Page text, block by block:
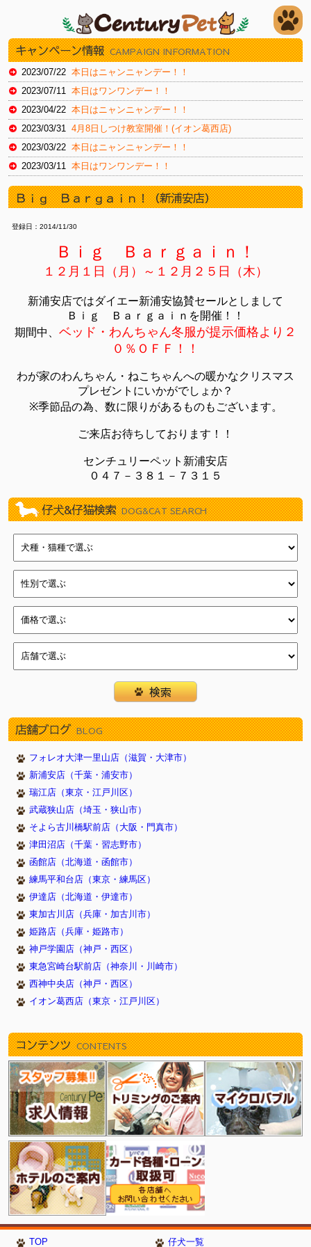
キャンペーン情報 CAMPAIGN INFORMATION
2023/07/22 本日はニャンニャンデー！！
2023/07/11 本日はワンワンデー！！
2023/04/22 本日はニャンニャンデー！！
2023/03/31 4月8日しつけ教室開催！(イオン葛西店)
2023/03/22 本日はニャンニャンデー！！
2023/03/11 本日はワンワンデー！！
2023/02/22本日はスーパーニャンニャンデー！
2023/02/11本日はワンワンデー！
2023/01/30本日はイオンお客様感謝デー（新浦安店）
2022/12/22
本日はニャンニャンデー！
2022/12/16 本日より12/27火までチラシセール！（湘南藤沢店）
2022/11/19本日よりチラシセール！！（湘南藤沢店）
2022/11/19BLACK FRIDAY！（イオン葛西店）
2020/10/24 川崎じもと応援券使えます！
ワンちゃん・ネコちゃん・ハムちゃんたちも10%オフセ
2019/11/09 練馬平和台店11周年記念イベント
2019/04/27 ☆☆GWフェア☆☆
店頭ワゴン販売『ワゴンマルシェ』（新浦安店）
大特価ワゴンセール（新浦安店）
クリアランス・ＳＵＭＭＥＲフェスティバル！（新浦安
2018/05/18イオン新浦安店新浦安祭
2018/03/15わんにゃん・ハム新生活フェア（新浦安店）
2018/01/01☆新春フェア開催☆(戸塚店)
2017/12/31
2017/12/16☆クリスマスフェア開催中☆(戸塚店)
2017/12/03
2017/11/03
トリミングハロウィンキャンペーン（川西店）
2017/05/18イオン新浦安店新装OPEN！（新浦安店）
2017/05/05 5月4日から7日まで子犬子猫のキャンペーンをしていま
す 豊明店
2017/05/04ＧＷフェア開催（新浦安店）
2017/04/13 さくら祭（新浦安店）
2017/03/27
スプリングフェア開催中(西神中央店)
2017/03/17 ３連休限定フェア（新浦安）
2017/02/09 2/22猫の日記念フェア(新浦安）
2017/02/02春の無料健康診断(3/19) 豊明店
2017/01/01☆新春フェア☆福袋も♪(戸塚店)
2016/12/31新春初売りフェア（新浦安店）
2016/12/13クリスマスフェア開催中(豊明店)
2016/12/01ワンちゃん・ねこちゃん・ハッピープライス！(戸塚・新
浦安店）
2016/11/24BLACK FRIDAY！（新浦安店）
2016/10/21ハロウィンフェア（新浦安店）
2016/10/19秋の大感謝祭っ♪♪ (西神中央店)
2016/10/07秋のサンクスフェア（新浦安店）
2016/09/25☆オータムわんにゃんフェア開催☆(戸塚店)
2016/09/23月末セール！（新浦安店）
2016/08/11夏休みわんにゃんフェア（新浦安店）
2016/07/21☆ 夏の大感謝祭 ☆ 【練馬平和台店】
2016/07/12☆SUUMERフェスティバル開催中☆(戸塚店)
2016/06/30毎月１・２・３日はお得！（新浦安店）
2016/06/24ひとめぼれ7キャンペーン★豊明店
2016/06/23夏のプライスダウンセール！（新浦安店）
2016/01/23
炭酸泉お試しキャンペーン（新浦安店）
Ｂｉｇ Ｂａｒｇａｉｎ！（新浦安店）
登録日：2014/11/30
Ｂｉｇ Ｂａｒｇａｉｎ！
１２月１日（月）～１２月２５日（木）
新浦安店ではダイエー新浦安協賛セールとしまして
Ｂｉｇ Ｂａｒｇａｉｎを開催！！
期間中、 ベッド・わんちゃん冬服が提示価格より２
０％ＯＦＦ！！
わが家のわんちゃん・ねこちゃんへの暖かなクリスマス
プレゼントにいかがでしょか？
※季節品の為、数に限りがあるものもございます。
ご来店お待ちしております！！
センチュリーペット新浦安店
０４７－３８１－７３１５
仔犬&仔猫検索 DOG&CAT SEARCH
店舗ブログ BLOG
フォレオ大津一里山店（滋賀・大津市）
新浦安店（千葉・浦安市）
瑞江店（東京・江戸川区）
武蔵狭山店（埼玉・狭山市）
そよら古川橋駅前店（大阪・門真市）
津田沼店（千葉・習志野市）
函館店（北海道・函館市）
練馬平和台店（東京・練馬区）
伊達店（北海道・伊達市）
東加古川店（兵庫・加古川市）
姫路店（兵庫・姫路市）
神戸学園店（神戸・西区）
東急宮崎台駅前店（神奈川・川崎市）
西神中央店（神戸・西区）
イオン葛西店（東京・江戸川区）
コンテンツ CONTENTS
TOP 仔犬一覧